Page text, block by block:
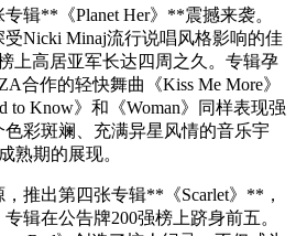
辑**《Planet Her》**震撼来袭。
Nicki Minaj流行说唱风格影响的佳
上高居亚军长达四周之久。专辑孕
合作的轻快舞曲《Kiss Me More》
to Know》和《Woman》同样表现强
彩斑斓、充满异星风情的音乐宇
熟期的展现。
推出第四张专辑**《Scarlet》**，
辑在公告牌200强榜上跻身前五。